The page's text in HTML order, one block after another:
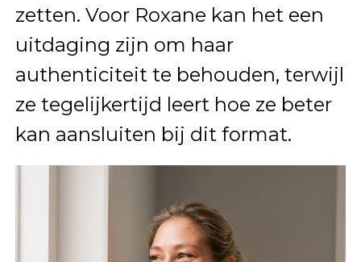
zetten. Voor Roxane kan het een
uitdaging zijn om haar
authenticiteit te behouden, terwijl
ze tegelijkertijd leert hoe ze beter
kan aansluiten bij dit format.